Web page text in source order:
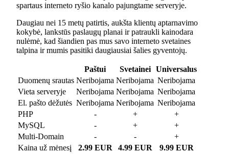
spartaus interneto ryšio kanalo pajungtame serveryje.
Daugiau nei 15 metų patirtis, aukšta klientų aptarnavimo
kokybė, lankstūs paslaugų planai ir patraukli kainodara
nulėmė, kad šiandien pas mus savo interneto svetaines
talpina ir mumis pasitiki daugiausiai šalies gyventojų.
Paštui Svetainei
Universalus
Duomenų srautas Neribojama Neribojama Neribojama
Vieta serveryje
Neribojama Neribojama Neribojama
El. pašto dėžutės Neribojama Neribojama Neribojama
PHP
- +
+
MySQL
- +
+
Multi-Domain
- -
+
Kaina už mėnesį
2.99 EUR 4.99 EUR 9.99 EUR